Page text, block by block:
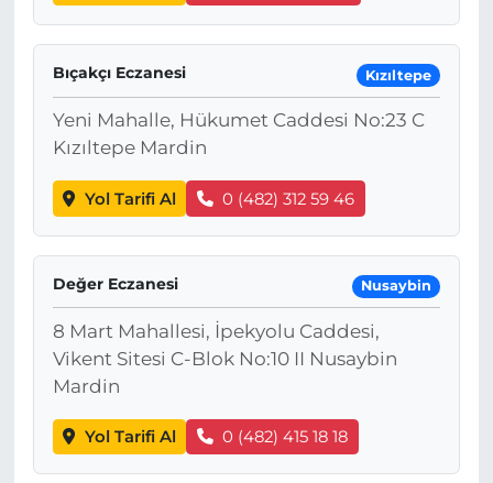
Bıçakçı Eczanesi Kızıltepe
Yeni Mahalle, Hükumet Caddesi No:23 C
Kızıltepe Mardin
Yol Tarifi Al 0 (482) 312 59 46
Değer Eczanesi Nusaybin
8 Mart Mahallesi, İpekyolu Caddesi,
Vikent Sitesi C-Blok No:10 II Nusaybin
Mardin
Yol Tarifi Al 0 (482) 415 18 18